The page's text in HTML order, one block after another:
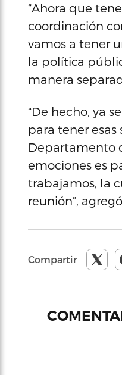
“Ahora que
coordinación
vamos a tener
la política
manera
“De hecho, ya
para tener
Departamento
emociones es
trabajamos, la
reunión”,
Compartir